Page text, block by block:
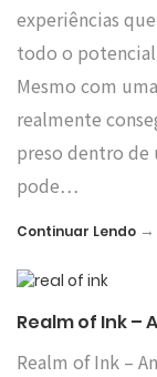
experiências
todo o potencial
Mesmo com
realmente
preso dentro de
pode…
Continuar Lendo →
Realm of Ink –
Realm of Ink –